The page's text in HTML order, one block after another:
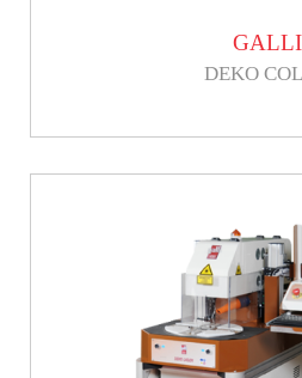
GALLI
DEKO